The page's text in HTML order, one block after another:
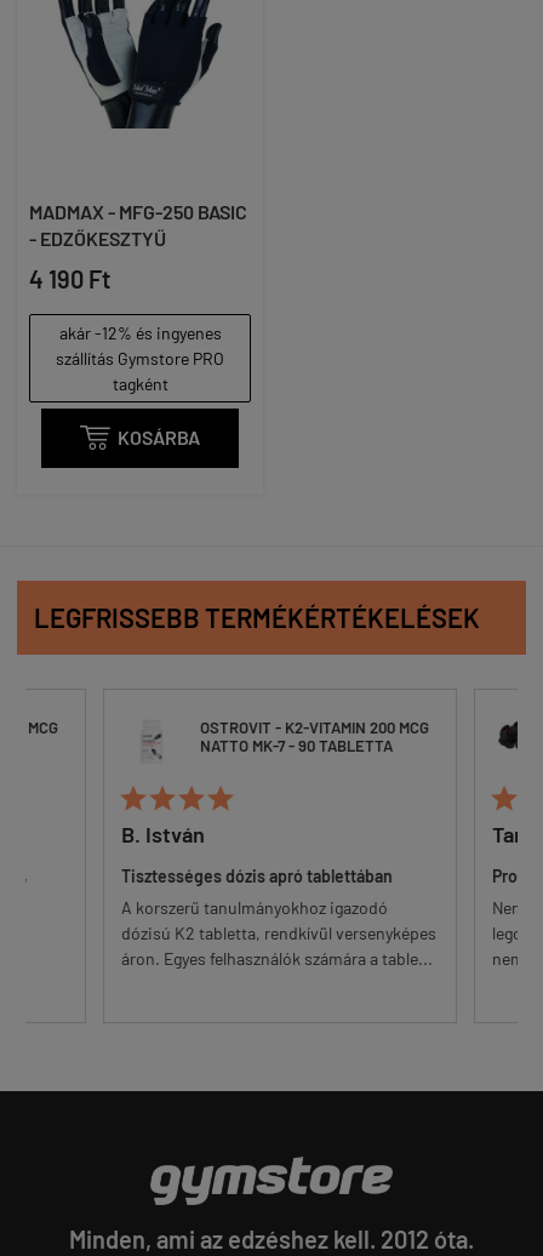
MADMAX - MFG-250 BASIC
- EDZŐKESZTYŰ
4 190 Ft
akár -12% és ingyenes
szállítás Gymstore PRO
tagként
 KOSÁRBA
LEGFRISSEBB TERMÉKÉRTÉKELÉSEK
MCG
OSTROVIT - K2-VITAMIN 200 MCG
NATTO MK-7 - 90 TABLETTA

B. István
Tisztességes dózis apró tablettában
A korszerű tanulmányokhoz igazodó
dózisú K2 tabletta, rendkívül versenyképes
áron. Egyes felhasználók számára a table...

Nem
nem
Minden, ami az edzéshez kell. 2012 óta.